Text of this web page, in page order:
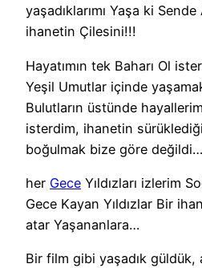
yaşadıklarımı Yaşa ki
ihanetin Çilesini!!!
Hayatımın tek Baharı Ol
Yeşil Umutlar içinde
Bulutların üstünde
isterdim, ihanetin sürüklediği
boğulmak bize göre değildi…
her Gece Yıldızları izlerim
Gece Kayan Yıldızlar Bir
atar Yaşananlara…
Bir film gibi yaşadık güldük,